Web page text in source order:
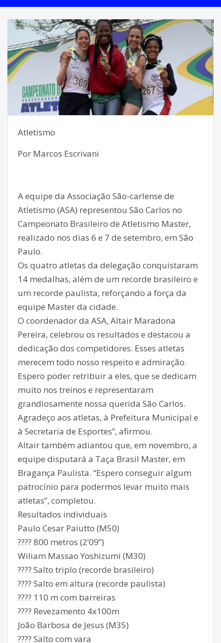
Atletismo
Por Marcos Escrivani
A equipe da Associação São-carlense de
Atletismo (ASA) representou São Carlos no
Campeonato Brasileiro de Atletismo Master,
realizado nos dias 6 e 7 de setembro, em São
Paulo.
Os quatro atletas da delegação conquistaram
14 medalhas, além de um recorde brasileiro e
um recorde paulista, reforçando a força da
equipe Master da cidade.
O coordenador da ASA, Altair Maradona
Pereira, celebrou os resultados e destacou a
dedicação dos competidores. Esses atletas
merecem todo nosso respeito e admiração.
Espero poder retribuir a eles, que se dedicam
muito nos treinos e representaram
grandiosamente nossa querida São Carlos.
Agradeço aos atletas, à Prefeitura Municipal e
à Secretaria de Esportes”, afirmou.
Altair também adiantou que, em novembro, a
equipe disputará a Taça Brasil Master, em
Bragança Paulista. “Espero conseguir algum
patrocínio para podermos levar muito mais
atletas”, completou.
Resultados individuais
Paulo Cesar Paiutto (M50)
???? 800 metros (2’09’’)
Wiliam Massao Yoshizumi (M30)
???? Salto triplo (recorde brasileiro)
???? Salto em altura (recorde paulista)
???? 110 m com barreiras
???? Revezamento 4x100m
João Barbosa de Jesus (M35)
???? Salto com vara